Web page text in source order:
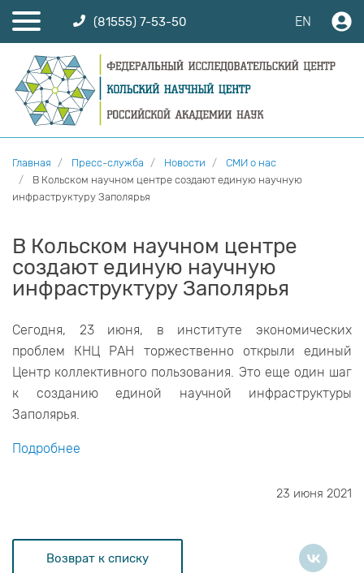
(81555) 7-53-50 EN
Главная Пресс-служба Новости
СМИ о нас
В Кольском научном центре создают единую научную
инфраструктуру Заполярья
В Кольском научном центре
создают единую научную
инфраструктуру Заполярья
Сегодня, 23 июня, в институте экономических
проблем КНЦ РАН торжественно открыли единый
Центр коллективного пользования. Это еще один шаг
к созданию единой научной инфраструктуры
Заполярья.
Подробнее
23 июня 2021
Возврат к списку